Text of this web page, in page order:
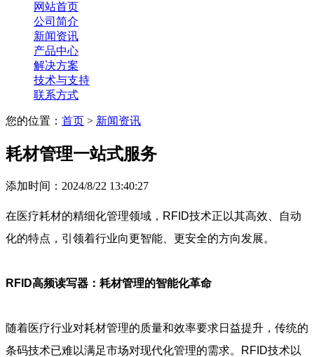
网站首页
公司简介
新闻资讯
产品中心
解决方案
技术与支持
联系方式
您的位置： 首页 > 新闻资讯
耗材管理一站式服务
添加时间：2024/8/22 13:40:27
在医疗耗材的精细化管理领域，RFID技术正以其高效、自动
化的特点，引领着行业向更智能、更安全的方向发展。
RFID高频读写器：耗材管理的智能化革命
随着医疗行业对耗材管理的质量和效率要求日益提升，传统的
条码技术已难以满足市场对现代化管理的需求。RFID技术以